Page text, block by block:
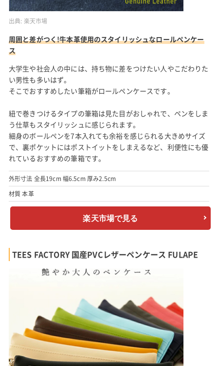
出典: 楽天市場
周囲と差がつく!牛本革使用のスタイリッシュなロールペンケー
ス
大学生や社会人の中には、持ち物に差をつけたい人やこだわりた
い男性も多いはず。
そこでおすすめしたい筆箱がロールペンケースです。
紐で巻きつけるタイプの筆箱は見た目がおしゃれで、ペンをしま
う仕草もスタイリッシュに感じられます。
細身のボールペンを7本入れても余裕を感じられる大きめサイズ
で、裏ポケットにはポストイットをしまえるなど、利便性にも優
れているおすすめの筆箱です。
外形寸法 全長19cm 幅6.5cm 厚み2.5cm
材質 本革
楽天市場で見る
TEES FACTORY 国産PVCレザーペンケース FULAPE